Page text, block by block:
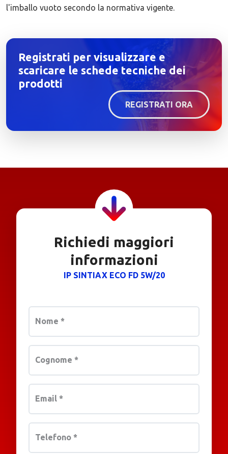
l'imballo vuoto secondo la normativa vigente.
Registrati per visualizzare e
scaricare le schede tecniche dei
prodotti
REGISTRATI ORA
Richiedi maggiori
informazioni
IP SINTIAX ECO FD 5W/20
Nome *
Cognome *
Email *
Telefono *